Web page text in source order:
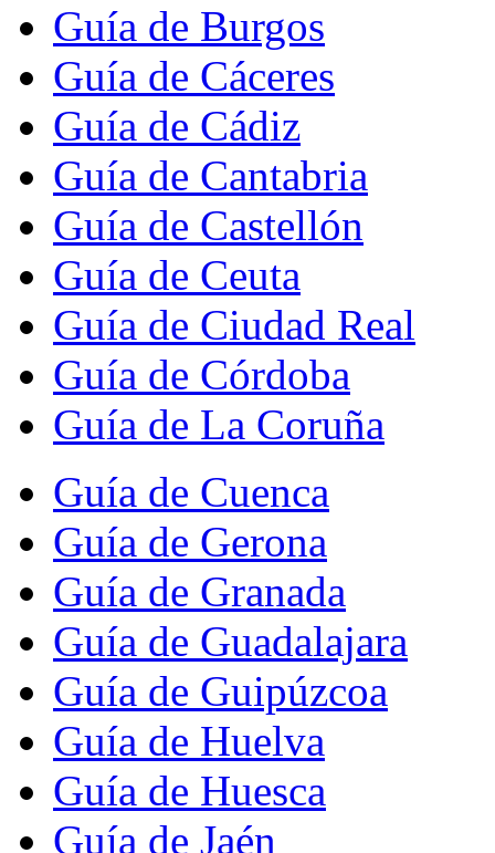
Guía de Burgos
Guía de Cáceres
Guía de Cádiz
Guía de Cantabria
Guía de Castellón
Guía de Ceuta
Guía de Ciudad Real
Guía de Córdoba
Guía de La Coruña
Guía de Cuenca
Guía de Gerona
Guía de Granada
Guía de Guadalajara
Guía de Guipúzcoa
Guía de Huelva
Guía de Huesca
Guía de Jaén